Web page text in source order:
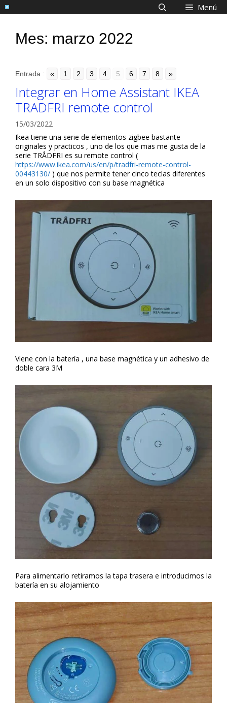
Saltar
al
Menú
Mes: marzo 2022
Entrada : « 1 2 3 4 5 6 7 8 »
Integrar en Home Assistant IKEA
TRADFRI remote control
15/03/2022
Ikea tiene una serie de elementos zigbee bastante
originales y practicos , uno de los que mas me gusta de la
serie TRÅDFRI es su remote control (
https://www.ikea.com/us/en/p/tradfri-remote-control-
00443130/ ) que nos permite tener cinco teclas diferentes
en un solo dispositivo con su base magnética
Viene con la batería , una base magnética y un adhesivo de
doble cara 3M
Para alimentarlo retiramos la tapa trasera e introducimos la
batería en su alojamiento